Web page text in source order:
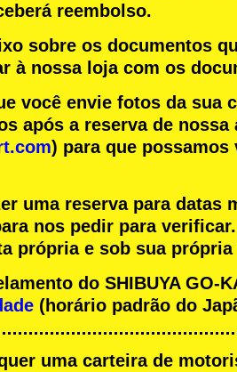
reembolso.
sobre os documentos
à nossa loja com os
você envie fotos da sua
após a reserva de nossa
) para que
uma reserva para datas
nos pedir para
própria e sob sua
do SHIBUYA GO-
(horário padrão do
uma carteira de